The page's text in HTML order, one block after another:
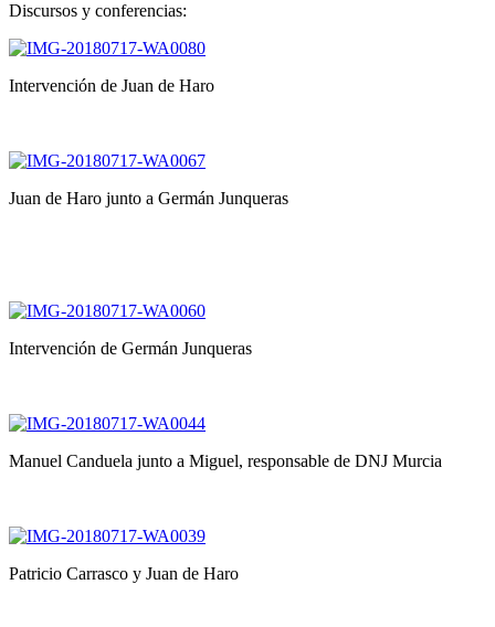
Discursos y conferencias:
Intervención de Juan de Haro
Juan de Haro junto a Germán Junqueras
Intervención de Germán Junqueras
Manuel Canduela junto a Miguel, responsable de DNJ Murcia
Patricio Carrasco y Juan de Haro